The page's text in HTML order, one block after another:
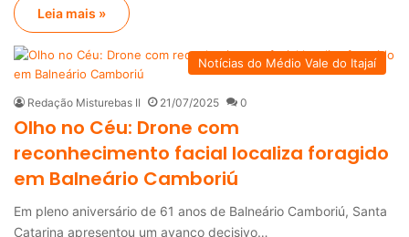
Leia mais »
Notícias do Médio Vale do Itajaí
Redação Misturebas II 21/07/2025 0
Olho no Céu: Drone com
reconhecimento facial localiza foragido
em Balneário Camboriú
Em pleno aniversário de 61 anos de Balneário Camboriú, Santa
Catarina apresentou um avanço decisivo…